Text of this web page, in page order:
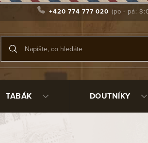
+420 774 777 020
TABÁK DOUTNÍKY
a tabák